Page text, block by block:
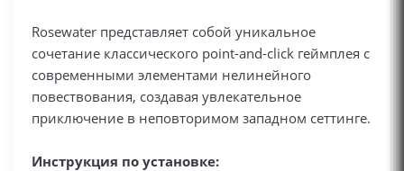
Rosewater представляет собой уникальное
сочетание классического point-and-click геймплея с
современными элементами нелинейного
повествования, создавая увлекательное
приключение в неповторимом западном сеттинге.
Инструкция по установке: